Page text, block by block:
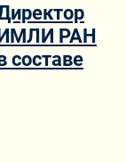
РАН
составе